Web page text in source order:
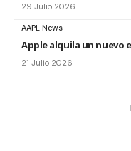
29 Julio 2026
AAPL News
Apple alquila un nuevo
21 Julio 2026